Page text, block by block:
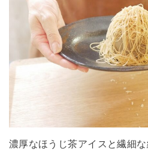
濃厚なほうじ茶アイスと繊細